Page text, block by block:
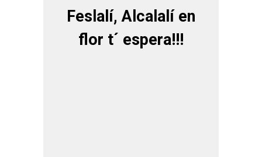
Feslalí, Alcalalí en
flor t´ espera!!!